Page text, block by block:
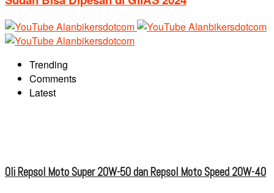
Trending
Comments
Latest
Oli Repsol Moto Super 20W-50 dan Repsol Moto Speed 20W-40